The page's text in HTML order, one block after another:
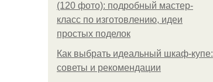
(120 фото): подробный мастер-
класс по изготовлению, идеи
простых поделок
Как выбрать идеальный шкаф-купе:
советы и рекомендации